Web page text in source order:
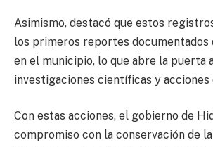
Asimismo, destacó que estos
los primeros reportes documentados
en el municipio, lo que abre la puerta
investigaciones científicas y
Con estas acciones, el gobierno de
compromiso con la conservación de